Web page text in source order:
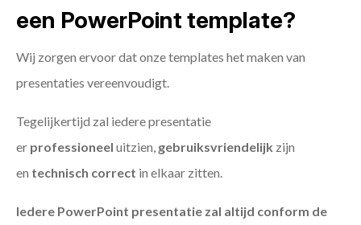
een PowerPoint template?
Wij zorgen ervoor dat onze templates het maken van
presentaties vereenvoudigt.
Tegelijkertijd zal iedere presentatie
er professioneel uitzien, gebruiksvriendelijk zijn
en technisch correct in elkaar zitten.
Iedere PowerPoint presentatie zal altijd conform de